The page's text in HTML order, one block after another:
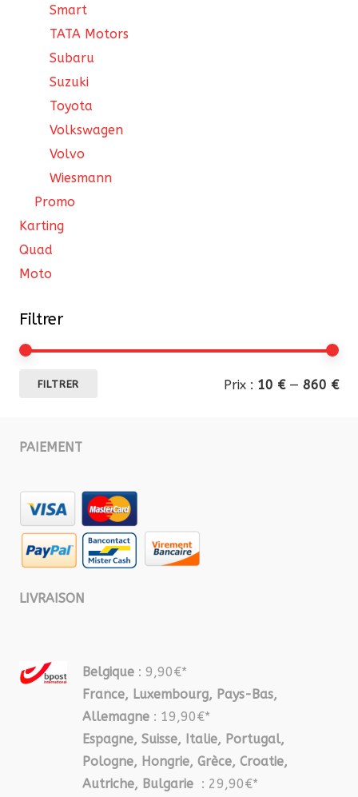
Smart
TATA Motors
Subaru
Suzuki
Toyota
Volkswagen
Volvo
Wiesmann
Promo
Karting
Quad
Moto
Filtrer
FILTRER Prix : 10 €— 860 €
PAIEMENT
LIVRAISON
Belgique : 9,90€*
France, Luxembourg, Pays-Bas,
Allemagne : 19,90€*
Espagne, Suisse, Italie, Portugal,
Pologne, Hongrie, Grèce, Croatie,
Autriche, Bulgarie : 29,90€*